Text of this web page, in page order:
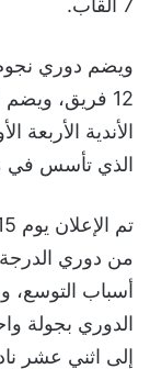
7 ألقاب.
ويضم دوري
12 فريق،
الأندية
الذي تأسس في موسم
من دوري
أسباب التوسع،
الدوري بجولة
إلى اثني عشر